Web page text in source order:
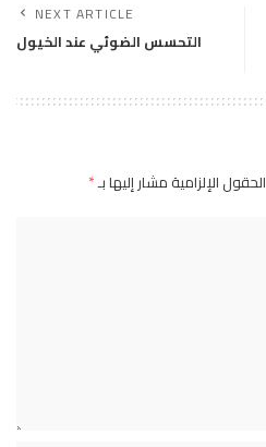
NEXT ARTICLE
التحسس الضوئي عند الخيول
الحقول الإلزامية مشار إليها بـ*